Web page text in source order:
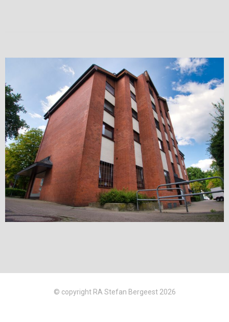
© copyright RA Stefan Bergeest 2026